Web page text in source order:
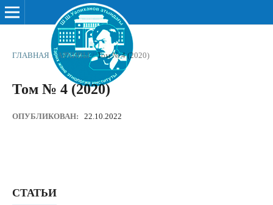
ГЛАВНАЯ / АРХИВЫ / Том № 4 (2020)
Том № 4 (2020)
ОПУБЛИКОВАН: 22.10.2022
СТАТЬИ